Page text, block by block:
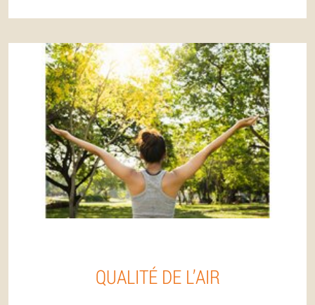
QUALITÉ DE L’AIR